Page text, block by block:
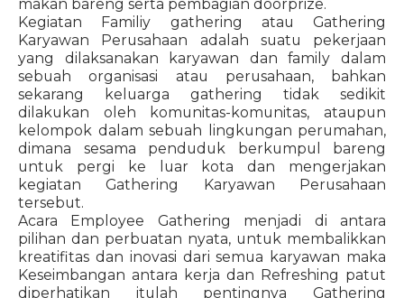
makan bareng serta pembagian doorprize.
Kegiatan Familiy gathering atau Gathering
Karyawan Perusahaan adalah suatu pekerjaan
yang dilaksanakan karyawan dan family dalam
sebuah organisasi atau perusahaan, bahkan
sekarang keluarga gathering tidak sedikit
dilakukan oleh komunitas-komunitas, ataupun
kelompok dalam sebuah lingkungan perumahan,
dimana sesama penduduk berkumpul bareng
untuk pergi ke luar kota dan mengerjakan
kegiatan Gathering Karyawan Perusahaan
tersebut.
Acara Employee Gathering menjadi di antara
pilihan dan perbuatan nyata, untuk membalikkan
kreatifitas dan inovasi dari semua karyawan maka
Keseimbangan antara kerja dan Refreshing patut
diperhatikan itulah pentingnya Gathering